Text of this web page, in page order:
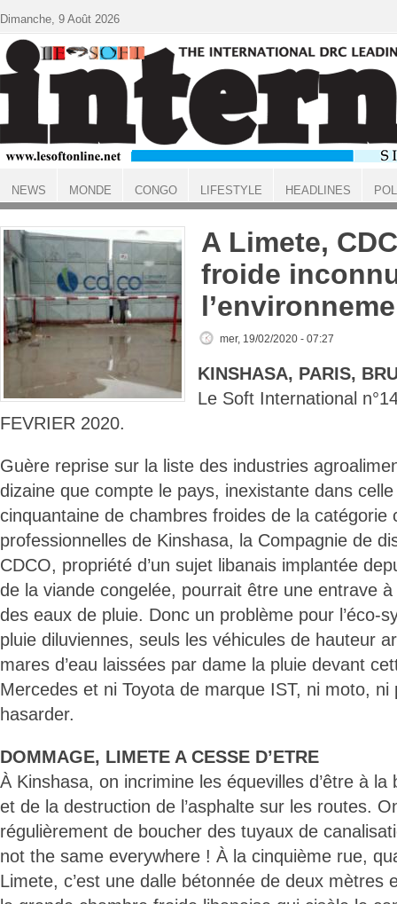
ACCUEIL
A Limete,
froide
mer, 19/02/2020 - 07:27
KINSHASA, PARIS,
Le Soft International
FEVRIER 2020.
Guère reprise sur la liste des industries
dizaine que compte le pays, inexistante dans
cinquantaine de chambres froides de la catégorie
professionnelles de Kinshasa, la Compagnie de
CDCO, propriété d’un sujet libanais implantée
de la viande congelée, pourrait être une entrave
des eaux de pluie. Donc un problème pour l’éco-
pluie diluviennes, seuls les véhicules de hauteur
mares d’eau laissées par dame la pluie devant
Mercedes et ni Toyota de marque IST, ni moto, ni
hasarder.
DOMMAGE, LIMETE A CESSE D’ETRE
À Kinshasa, on incrimine les équevilles d’être à la
et de la destruction de l’asphalte sur les routes.
régulièrement de boucher des tuyaux de
not the same everywhere ! À la cinquième rue,
Limete, c’est une dalle bétonnée de deux mètres
Dimanche, 9 Août 2026
NEWS MONDE CONGO LIFESTYLE HEADLINES